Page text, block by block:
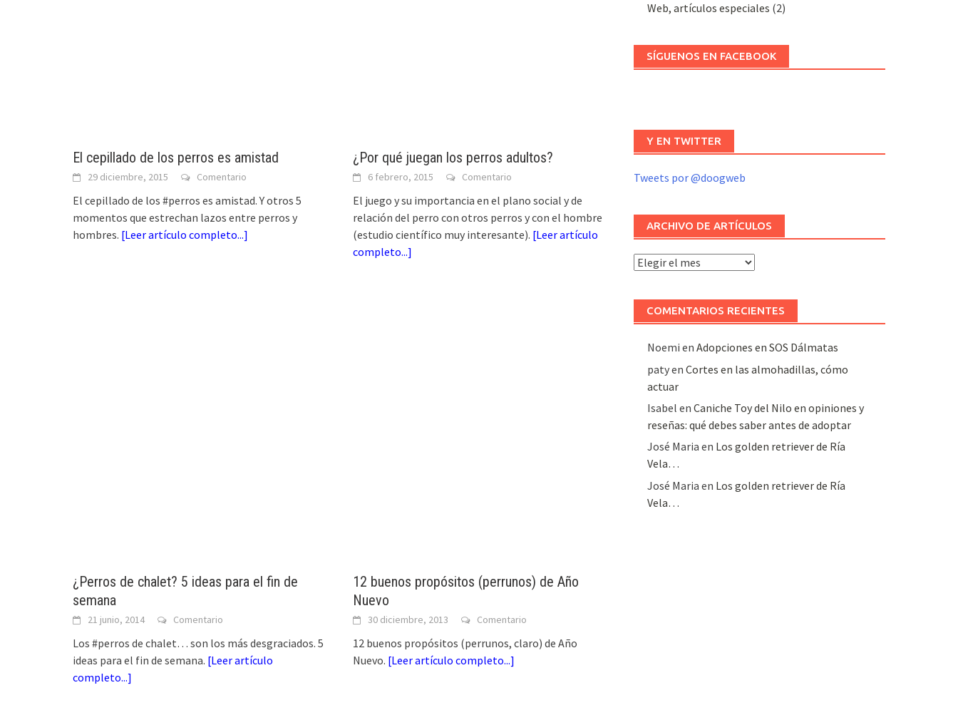
El cepillado de los perros es amistad
29 diciembre, 2015 Comentario
El cepillado de los #perros es amistad. Y otros 5
momentos que estrechan lazos entre perros y
hombres. [Leer artículo completo...]
¿Por qué juegan los perros adultos?
6 febrero, 2015 Comentario
El juego y su importancia en el plano social y de
relación del perro con otros perros y con el hombre
(estudio científico muy interesante). [Leer artículo
completo...]
¿Perros de chalet? 5 ideas para el fin de
semana
21 junio, 2014 Comentario
Los #perros de chalet… son los más desgraciados. 5
ideas para el fin de semana. [Leer artículo
completo...]
12 buenos propósitos (perrunos) de Año
Nuevo
30 diciembre, 2013 Comentario
12 buenos propósitos (perrunos, claro) de Año
Nuevo. [Leer artículo completo...]
Web, artículos especiales (2)
SÍGUENOS EN FACEBOOK
Y EN TWITTER
Tweets por @doogweb
ARCHIVO DE ARTÍCULOS
Archivo
artículos
COMENTARIOS RECIENTES
Noemi en Adopciones en SOS Dálmatas
patyen Cortes en las almohadillas, cómo
actuar
Isabel en Caniche Toy del Nilo en opiniones y
reseñas: qué debes saber antes de adoptar
José Maria en Los golden retriever de Ría
Vela…
José Maria en Los golden retriever de Ría
Vela…